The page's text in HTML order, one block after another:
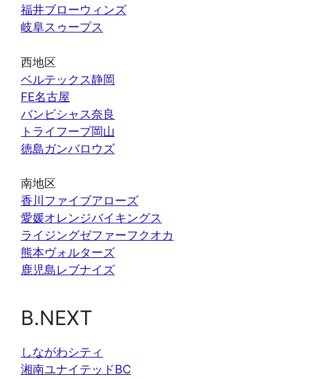
福井ブローウィンズ
岐阜スゥープス
西地区
ベルテックス静岡
FE名古屋
バンビシャス奈良
トライフープ岡山
徳島ガンバロウズ
南地区
香川ファイブアローズ
愛媛オレンジバイキングス
ライジングゼファーフクオカ
熊本ヴォルターズ
鹿児島レブナイズ
B.NEXT
しながわシティ
湘南ユナイテッドBC